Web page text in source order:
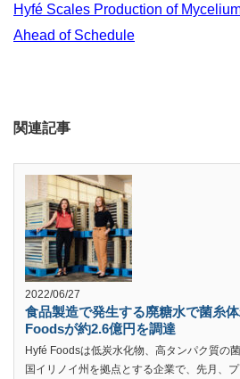
Hyfé Scales Production of
Ahead of Schedule
関連記事
2022/06/27
食品製造で発生する廃糖水で菌糸
Foodsが約2.6億円を調達
Hyfé Foodsは低炭水化物、高タンパク質の
国イリノイ州を拠点とする企業で、先月、